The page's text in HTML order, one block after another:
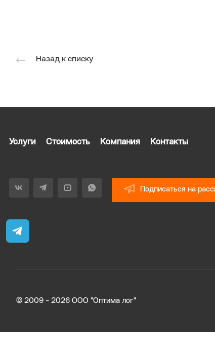
Назад к списку
Услуги Стоимость Компания Контакты
Подписаться на
© 2009 - 2026 ООО "Оптима лог"